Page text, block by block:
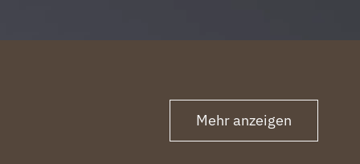
Mehr anzeigen